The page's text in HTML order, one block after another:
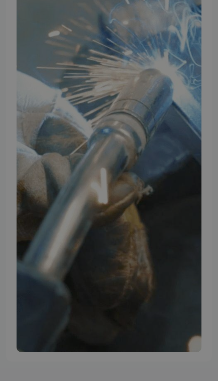
09:00 - 16:00
09:00 - 15:30
Weekend
Lukket
FØLG TMP
Youtube
Instagram
TMP BRAND SHOPS